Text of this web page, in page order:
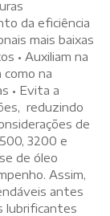
da eficiência
mais baixas
• Auxiliam na
na
• Evita a
reduzindo
de
3200 e
de óleo
Assim,
antes
lubrificantes